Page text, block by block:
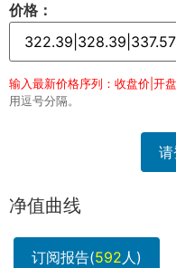
价格：
输入最新价格序列：收盘价|开
用逗号分隔。
请
净值曲线
订阅报告(592人)